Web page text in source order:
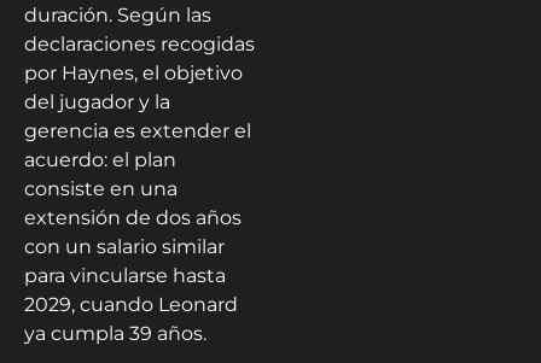
duración. Según las
declaraciones recogidas
por Haynes, el objetivo
del jugador y la
gerencia es extender el
acuerdo: el plan
consiste en una
extensión de dos años
con un salario similar
para vincularse hasta
2029, cuando Leonard
ya cumpla 39 años.